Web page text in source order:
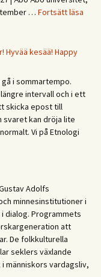
… Fortsätt läsa
/
Hyvää kesää! Happy
i sommartempo.
intervall och i ett
skicka epost till
svaret kan dröja lite
Vi på Etnologi
Adolfs
minnesinstitutioner i
dialog. Programmets
att
De folkkulturella
seklers växlande
människors vardagsliv,